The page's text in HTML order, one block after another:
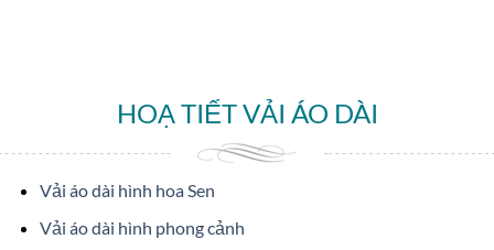
HOẠ TIẾT VẢI ÁO DÀI
Vải áo dài hình hoa Sen
Vải áo dài hình phong cảnh